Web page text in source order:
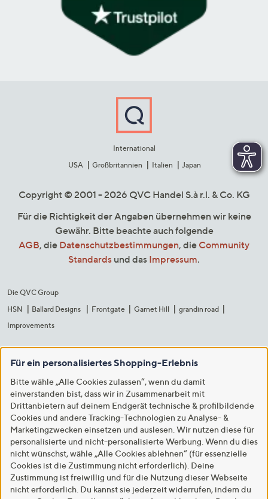
International
USA
Großbritannien Italien Japan
Copyright © 2001 - 2026 QVC Handel S.à r.l. & Co. KG
Für die Richtigkeit der Angaben übernehmen wir keine
Gewähr. Bitte beachte auch folgende
AGB, die Datenschutzbestimmungen, die Community
Standards und das Impressum.
Die QVC Group
HSN
Ballard Designs Frontgate Garnet Hill
grandin road
Improvements
Für ein personalisiertes Shopping-Erlebnis
Bitte wähle „Alle Cookies zulassen“, wenn du damit
einverstanden bist, dass wir in Zusammenarbeit mit
Drittanbietern auf deinem Endgerät technische & profilbildende
Cookies und andere Tracking-Technologien zu Analyse- &
Marketingzwecken einsetzen und auslesen. Wir nutzen diese für
personalisierte und nicht-personalisierte Werbung. Wenn du dies
nicht wünschst, wähle „Alle Cookies ablehnen“ (für essenzielle
Cookies ist die Zustimmung nicht erforderlich). Deine
Zustimmung ist freiwillig und für die Nutzung dieser Webseite
nicht erforderlich. Du kannst sie jederzeit widerrufen, indem du